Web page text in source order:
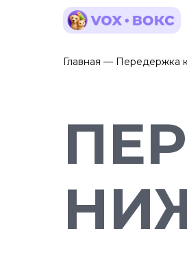
Главная —